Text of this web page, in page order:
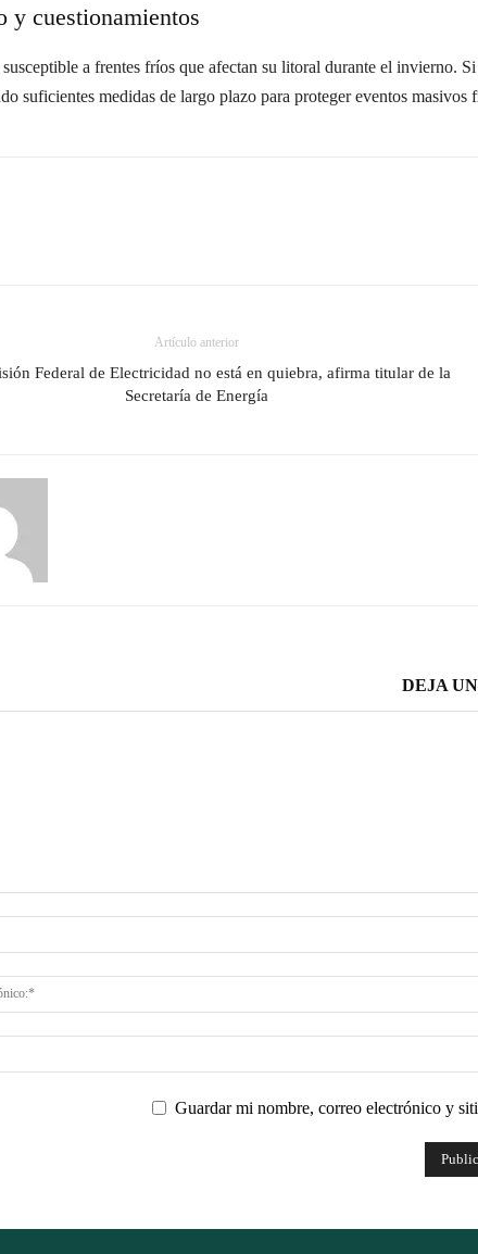
y cuestionamientos
susceptible a frentes fríos que afectan su litoral durante el invierno.
suficientes medidas de largo plazo para proteger eventos
Artículo anterior
Federal de Electricidad no está en quiebra, afirma titular de la
Secretaría de Energía
DEJA
Guardar mi nombre, correo electrónico y